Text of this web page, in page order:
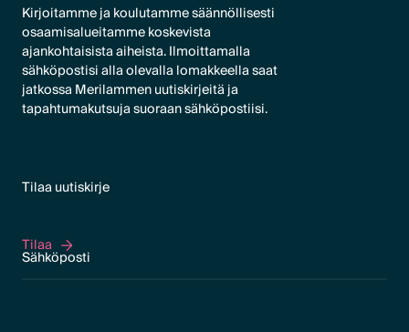
Kirjoitamme ja koulutamme säännöllisesti
osaamisalueitamme koskevista
ajankohtaisista aiheista. Ilmoittamalla
sähköpostisi alla olevalla lomakkeella saat
jatkossa Merilammen uutiskirjeitä ja
tapahtumakutsuja suoraan sähköpostiisi.
Tilaa uutiskirje
Tilaa
Tilaa